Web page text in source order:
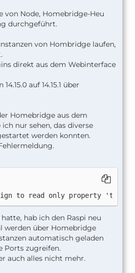
10:01:08] Got SIGTERM,
von Node, Homebridge-Heu
durchgeführt.
von Hombridge laufen,
direkt aus dem Webinterface
auf 14.15.1 über
Homebridge aus dem
nur sehen, das diverse
werden konnten.
to read only property
hab ich den Raspi neu
werden über Homebridge
automatisch geladen
Ports zugreifen.
auch alles nicht mehr.